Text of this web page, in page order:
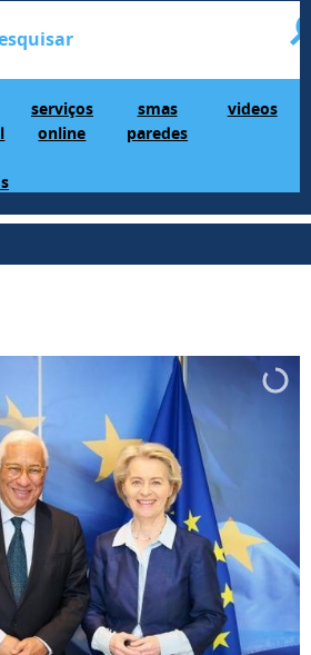
serviços
online
smas
paredes
videos